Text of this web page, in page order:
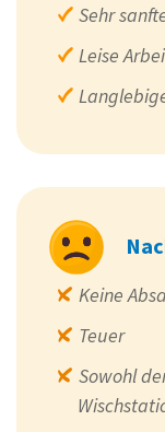
Sehr
Leise
Keine
Teuer
Sowohl